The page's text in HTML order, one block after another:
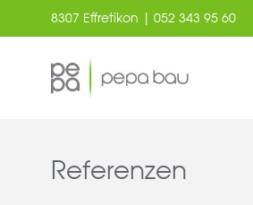
8307 Effretikon | 052 343 95 60
Referenzen